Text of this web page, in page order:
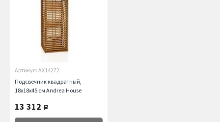
Артикул: AX14272
Подсвечник квадратный,
18х18х45 см Andrea House
13 312 руб.